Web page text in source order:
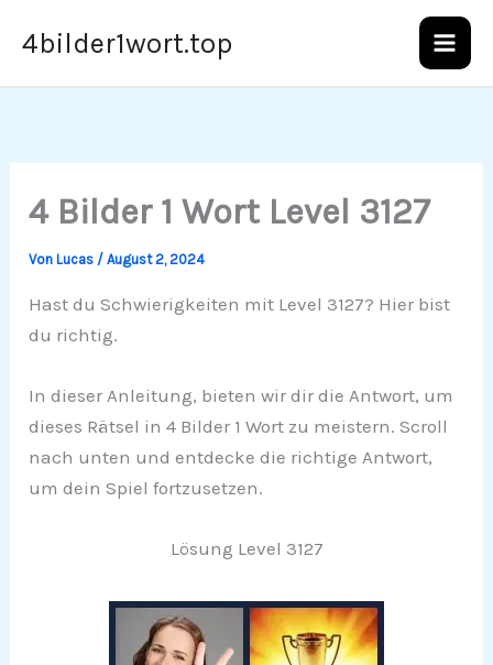
Inhalt
4bilder1wort.top
4 Bilder 1 Wort Level 3127
VonLucas /August 2, 2024
Hast du Schwierigkeiten mit Level 3127? Hier bist
du richtig.
In dieser Anleitung, bieten wir dir die Antwort, um
dieses Rätsel in 4 Bilder 1 Wort zu meistern. Scroll
nach unten und entdecke die richtige Antwort,
um dein Spiel fortzusetzen.
Lösung Level 3127